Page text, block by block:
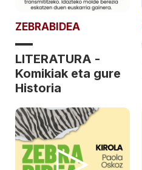
ZEBRABIDEA
LITERATURA -
Komikiak eta gure
Historia